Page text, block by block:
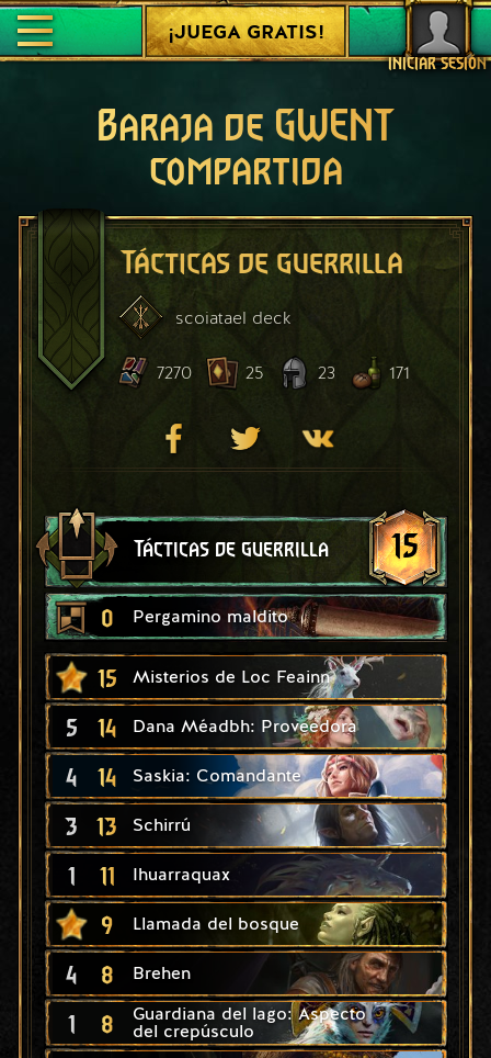
INICIAR SESIÓN
¡JUEGA GRATIS!
Baraja de GWENT
compartida
Tácticas de guerrilla
scoiatael deck
7270 25 23 171
Tácticas de guerrilla 15
0 Pergamino maldito
15 Misterios de Loc Feainn
5 14 Dana Méadbh: Proveedora
4 14 Saskia: Comandante
3 13 Schirrú
1 11 Ihuarraquax
9 Llamada del bosque
4 8 Brehen
1 8
Guardiana del lago: Aspecto
del crepúsculo